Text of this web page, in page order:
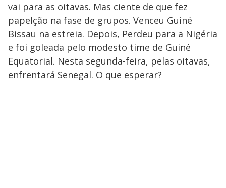
vai para as oitavas. Mas ciente de que fez
papelção na fase de grupos. Venceu Guiné
Bissau na estreia. Depois, Perdeu para a Nigéria
e foi goleada pelo modesto time de Guiné
Equatorial. Nesta segunda-feira, pelas oitavas,
enfrentará Senegal. O que esperar?